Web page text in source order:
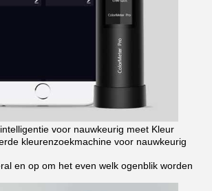
voor nauwkeurig meet Kleur
kleurenzoekmachine voor nauwkeurig
en op om het even welk ogenblik worden